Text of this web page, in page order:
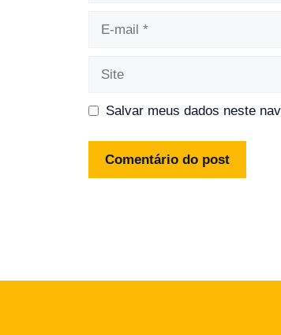
Salvar meus dados neste